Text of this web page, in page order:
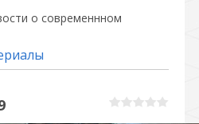
о современнном